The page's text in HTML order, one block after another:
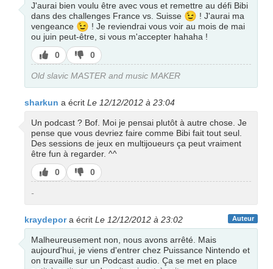
J'aurai bien voulu être avec vous et remettre au défi Bibi
dans des challenges France vs. Suisse 😉 ! J'aurai ma
vengeance 😉 ! Je reviendrai vous voir au mois de mai
ou juin peut-être, si vous m'accepter hahaha !
J’aime
0
J’aime
pas
0
Old slavic MASTER and music MAKER
sharkun a écrit Le 12/12/2012 à 23:04
Un podcast ? Bof. Moi je pensai plutôt à autre chose. Je
pense que vous devriez faire comme Bibi fait tout seul.
Des sessions de jeux en multijoueurs ça peut vraiment
être fun à regarder. ^^
J’aime
0
J’aime
pas
0
-
Auteur
kraydepora écrit Le 12/12/2012 à 23:02
Malheureusement non, nous avons arrêté. Mais
aujourd'hui, je viens d'entrer chez Puissance Nintendo et
on travaille sur un Podcast audio. Ça se met en place